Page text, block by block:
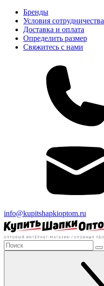
Бренды
Условия сотрудничества
Доставка и оплата
Определить размер
Свяжитесь с нами
info@kupitshapkioptom.ru